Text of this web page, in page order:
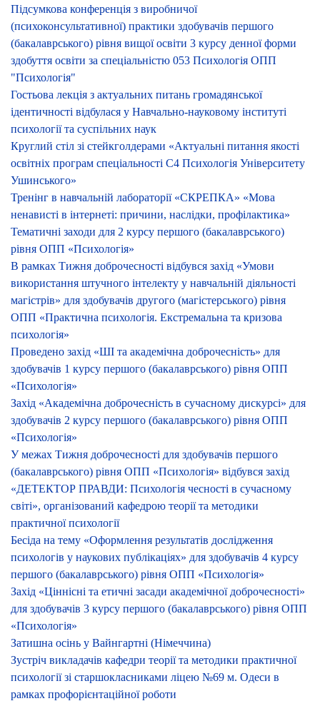
Підсумкова конференція з виробничої
(психоконсультативної) практики здобувачів першого
(бакалаврського) рівня вищої освіти 3 курсу денної форми
здобуття освіти за спеціальністю 053 Психологія ОПП
"Психологія"
Гостьова лекція з актуальних питань громадянської
ідентичності відбулася у Навчально-науковому інституті
психології та суспільних наук
Круглий стіл зі стейкголдерами «Актуальні питання якості
освітніх програм спеціальності С4 Психологія Університету
Ушинського»
Тренінг в навчальній лабораторії «СКРЕПКА» «Мова
ненависті в інтернеті: причини, наслідки, профілактика»
Тематичні заходи для 2 курсу першого (бакалаврського)
рівня ОПП «Психологія»
В рамках Тижня доброчесності відбувся захід «Умови
використання штучного інтелекту у навчальній діяльності
магістрів» для здобувачів другого (магістерського) рівня
ОПП «Практична психологія. Екстремальна та кризова
психологія»
Проведено захід «ШІ та академічна доброчесність» для
здобувачів 1 курсу першого (бакалаврського) рівня ОПП
«Психологія»
Захід «Академічна доброчесність в сучасному дискурсі» для
здобувачів 2 курсу першого (бакалаврського) рівня ОПП
«Психологія»
У межах Тижня доброчесності для здобувачів першого
(бакалаврського) рівня ОПП «Психологія» відбувся захід
«ДЕТЕКТОР ПРАВДИ: Психологія чесності в сучасному
світі», організований кафедрою теорії та методики
практичної психології
Бесіда на тему «Оформлення результатів дослідження
психологів у наукових публікаціях» для здобувачів 4 курсу
першого (бакалаврського) рівня ОПП «Психологія»
Захід «Ціннісні та етичні засади академічної доброчесності»
для здобувачів 3 курсу першого (бакалаврського) рівня ОПП
«Психологія»
Затишна осінь у Вайнгартні (Німеччина)
Зустріч викладачів кафедри теорії та методики практичної
психології зі старшокласниками ліцею №69 м. Одеси в
рамках профорієнтаційної роботи